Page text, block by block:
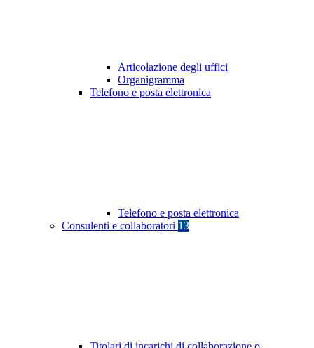
Articolazione degli uffici
Organigramma
Telefono e posta elettronica
Telefono e posta elettronica
Consulenti e collaboratori 13